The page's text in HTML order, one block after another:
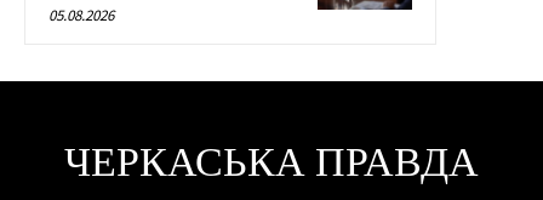
05.08.2026
ЧЕРКАСЬКА ПРАВДА